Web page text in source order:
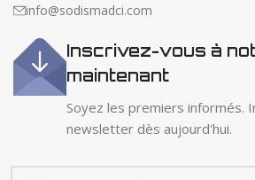
info@sodismadci.com
Inscrivez-vous à
maintenant
Soyez les premiers informés.
newsletter dès aujourd'hui.